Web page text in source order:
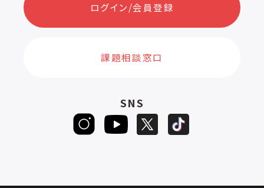
ログイン/会員登録
課題相談窓口
SNS